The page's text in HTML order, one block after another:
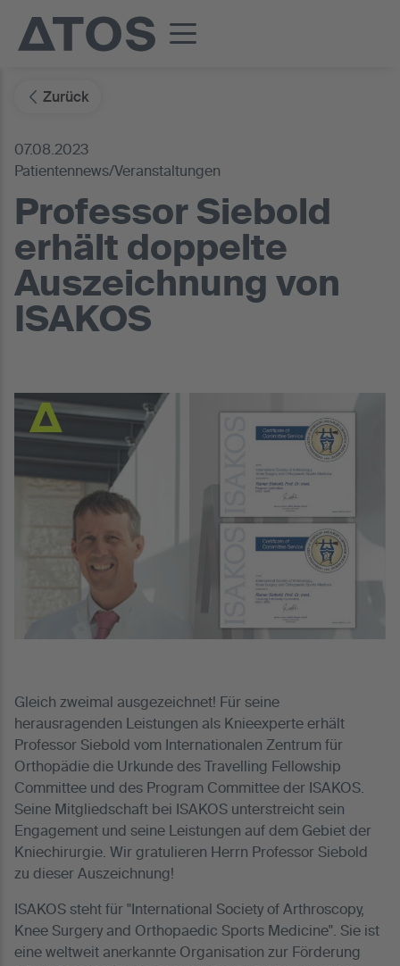
Zurück
07.08.2023
Patientennews/Veranstaltungen
Professor Siebold
erhält doppelte
Auszeichnung von
ISAKOS
Gleich zweimal ausgezeichnet! Für seine
herausragenden Leistungen als Knieexperte erhält
Professor Siebold vom Internationalen Zentrum für
Orthopädie die Urkunde des Travelling Fellowship
Committee und des Program Committee der ISAKOS.
Seine Mitgliedschaft bei ISAKOS unterstreicht sein
Engagement und seine Leistungen auf dem Gebiet der
Kniechirurgie. Wir gratulieren Herrn Professor Siebold
zu dieser Auszeichnung!
ISAKOS steht für "International Society of Arthroscopy,
Knee Surgery and Orthopaedic Sports Medicine". Sie ist
eine weltweit anerkannte Organisation zur Förderung